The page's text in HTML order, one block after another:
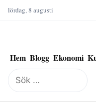
lördag, 8 augusti
Hem Blogg Ekonomi
Sök
efter: